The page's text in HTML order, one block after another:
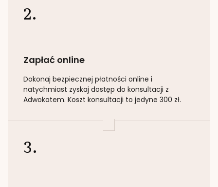
2.
Zapłać online
Dokonaj bezpiecznej płatności online i
natychmiast zyskaj dostęp do konsultacji z
Adwokatem. Koszt konsultacji to jedyne 300 zł.
3.